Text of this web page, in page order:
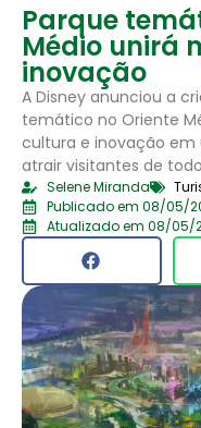
Parque
Médio unirá
inovação
A Disney anunciou a
temático no Oriente
cultura e inovação
atrair visitantes de
Selene Miranda
Publicado em 08/05/
Atualizado em 08/05/